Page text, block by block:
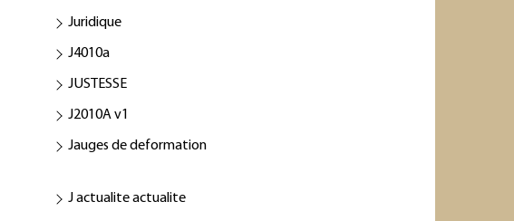
Juridique
J4010a
JUSTESSE
J2010A v1
Jauges de deformation
J actualite actualite